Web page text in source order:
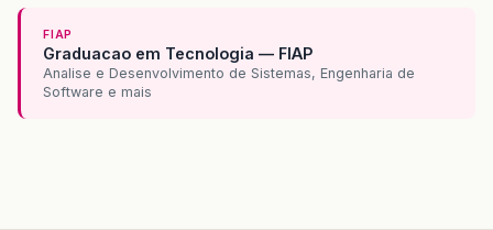
FIAP
Graduacao em Tecnologia — FIAP
Analise e Desenvolvimento de Sistemas, Engenharia de
Software e mais